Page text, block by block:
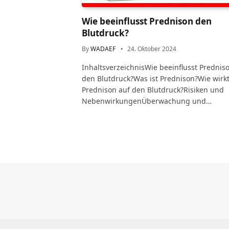
Wie beeinflusst Prednison den
Blutdruck?
ByWADAEF 24. Oktober 2024
InhaltsverzeichnisWie beeinflusst
den Blutdruck?Was ist Prednison?Wie wirkt
Prednison auf den Blutdruck?Risiken und
NebenwirkungenÜberwachung und…